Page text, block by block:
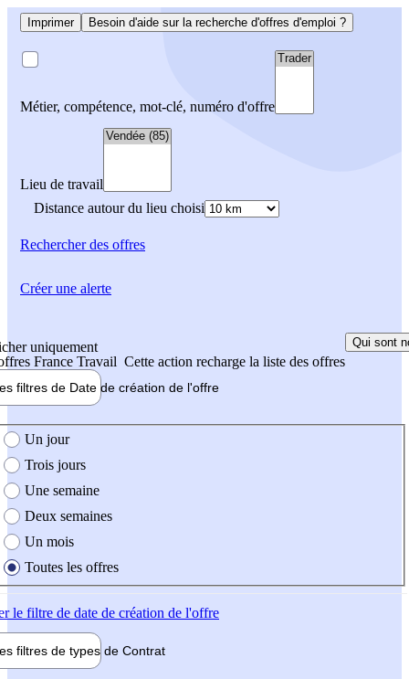
Imprimer Besoin d'aide sur la recherche d'offres d'emploi ?
Métier, compétence, mot-clé, numéro d'offre
Lieu de travail
Distance autour du lieu choisi
Rechercherdes offres
uniquement
France Travail Cette action recharge la liste des offres
Qui sont
filtres de Date de création de l'offre
création de l'offre
Un jour
Trois jours
Une semaine
Deux semaines
Un mois
Toutes les offres
le filtre de date de création de l'offre
filtres de types de Contrat
Créer une alerte